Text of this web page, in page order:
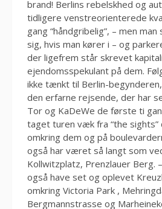
brand! Berlins rebelskhed og
tidligere venstreorienterede
gang “håndgribelig”, – men man
sig, hvis man kører i – og
der ligefrem står skrevet
ejendomsspekulant på dem.
ikke tænkt til Berlin-
den erfarne rejsende, der har
Tor og KaDeWe de første ti
taget turen væk fra “the
omkring dem og på
også har været så langt som
Kollwitzplatz, Prenzlauer Berg.
også have set og oplevet
omkring Victoria Park ,
Bergmannstrasse og